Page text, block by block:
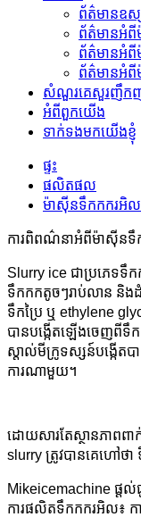
ព័ត៌មានឧស្
ព័ត៌មានអំ
ព័ត៌មានអំ
ព័ត៌មានអំ
សំណួរគេសួរញឹក
អំពីពួកយើង
ទាក់ទងមកយើងខ្ញុំ
ផ្ទះ
ផលិតផល
ម៉ាស៊ីនទឹកកករអិល
ការពិពណ៌នាអំពីម៉ាស៊ីនទឹ
Slurry ice ជាប្រភេទទឹ
ទឹកកកតូចៗរាប់លាន និង
ទឹកប្រៃ ឬ ethylene
បានបង្កើតឡើងចេញពី
ស្តាល់មីក្រូទស្សន៍បង្កើតប
ការណាមួយ។
ដោយសារតែស្ថានភាពព
slurry ត្រូវបានគេហៅថា
Mikeicemachine ផ្តល់
ការផលិតទឹកកករអិល៖ កា